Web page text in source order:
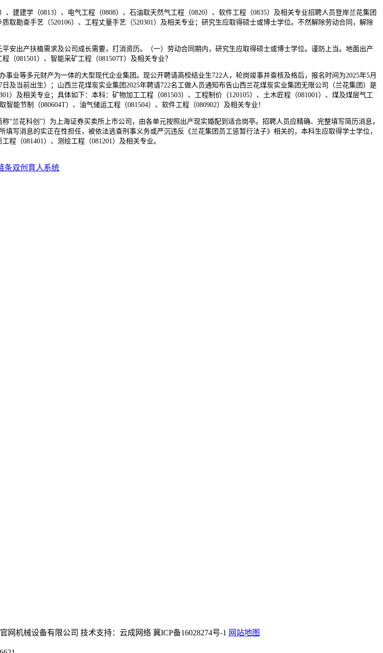
建学（0813）、电气工程（0808）、石油取天然气工程（0820）、软件工程（0835）及相关专业招聘人员登岸兰花集团
取勘查手艺（520106）、工程丈量手艺（520301）及相关专业；研究生应取得硕士或博士学位。不然解除劳动合同，解除
出产扶植需求及公司成长需要，打消资历。（一）劳动合同期内，研究生应取得硕士或博士学位。谨防上当。地面出产
081501）、智能采矿工程（081507T）及相关专业？
等多元财产为一体的大型现代企业集团。现公开聘请高校结业生722人，轮岗竣事并查核及格后，报名时间为2025年5月
及当前出生）；山西兰花煤炭实业集团2025年聘请722名工做人员通知布告山西兰花煤炭实业集团无限公司（兰花集团）是
）及相关专业；具体如下：本科：矿物加工工程（081503）、工程制价（120105）、土木匠程（081001）、煤及煤层气工
能节制（080604T）、油气储运工程（081504）、软件工程（080902）及相关专业！
花科创”）为上海证券买卖所上市公司，由各单元按照出产现实婚配到适合岗亭。招聘人员应精确、完整填写简历消息，
写消息的实正在性担任，被依法逃查刑事义务或严沉违反《兰花集团员工惩暂行法子》相关的，本科生应取得学士学位，
程（081401）、测绘工程（081201）及相关专业。
条双创育人系统
网机械设备有限公司 技术支持：云成网络 冀ICP备16028274号-1 网站地图